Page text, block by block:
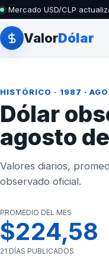
Mercado USD/CLP
ValorDólar
HISTÓRICO · 1987 ·
Dólar
agosto
Valores diarios,
observado oficial.
PROMEDIO DEL MES
$224,58
21 DÍAS PUBLICADOS